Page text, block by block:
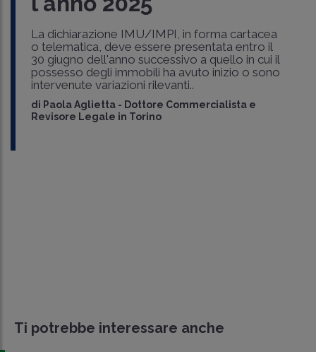
La dichiarazione IMU/IMPI, in forma cartacea
o telematica, deve essere presentata entro il
30 giugno dell'anno successivo a quello in cui il
possesso degli immobili ha avuto inizio o sono
intervenute variazioni rilevanti..
di Paola Aglietta - Dottore Commercialista e
Revisore Legale in Torino
Ti potrebbe interessare anche